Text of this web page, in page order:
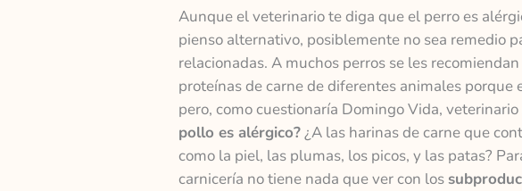
Aunque el veterinario te diga que el perro es
pienso alternativo, posiblemente no sea remedio
relacionadas. A muchos perros se les
proteínas de carne de diferentes animales
pero, como cuestionaría Domingo Vida,
pollo es alérgico?¿A las harinas de carne que
como la piel, las plumas, los picos, y las patas?
carnicería no tiene nada que ver con los